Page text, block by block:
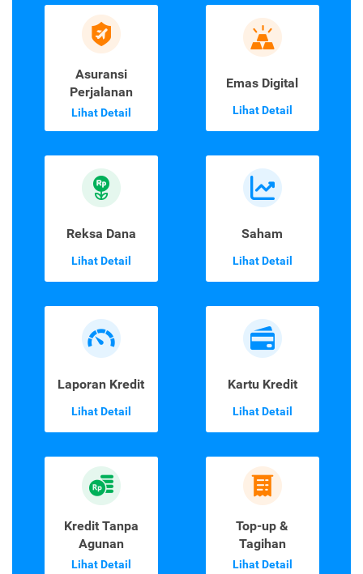
Asuransi
Perjalanan
Lihat Detail
Emas Digital
Lihat Detail
Reksa Dana
Lihat Detail
Saham
Lihat Detail
Laporan Kredit
Lihat Detail
Kartu Kredit
Lihat Detail
Kredit Tanpa
Agunan
Lihat Detail
Top-up &
Tagihan
Lihat Detail